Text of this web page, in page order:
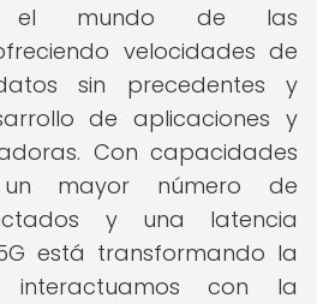
el mundo de las
velocidades de
sin precedentes y
de aplicaciones y
Con capacidades
mayor número de
y una latencia
está transformando la
con la